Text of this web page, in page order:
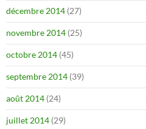
décembre 2014 (27)
novembre 2014 (25)
octobre 2014 (45)
septembre 2014 (39)
août 2014 (24)
juillet 2014 (29)